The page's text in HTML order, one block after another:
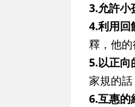
3.允許小
4.利用回
釋，他的
5.以正向
家規的
6.互惠的